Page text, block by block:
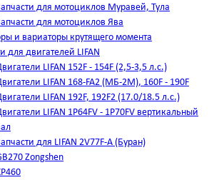
для мотоциклов Муравей, Тула
для мотоциклов Ява
и вариаторы крутящего момента
для двигателей LIFAN
LIFAN 152F - 154F (2,5-3,5 л.с.)
LIFAN 168-FA2 (МБ-2М), 160F - 190F
LIFAN 192F, 192F2 (17.0/18.5 л.с.)
LIFAN 1Р64FV - 1Р70FV вертикальный
для LIFAN 2V77F-A (Буран)
Zongshen